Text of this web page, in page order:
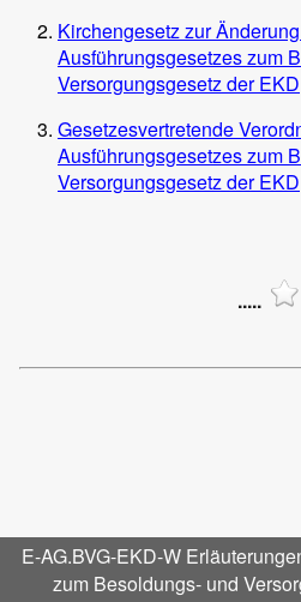
E-AG.BVG-EKD-W
zum Besoldungs- und
Kirchengesetz zur
Ausführungsgesetzes zum
Versorgungsgesetz der EKD
Gesetzesvertretende
Ausführungsgesetzes zum
Versorgungsgesetz der EKD
.....